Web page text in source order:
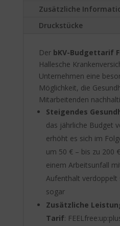
Zusätzliche
Druckstücke
Der bKV-Budgettarif
Hallesche
Unternehmen eine
Möglichkeit, die
Mitarbeitenden
Steigendes
das jährliche Budget
erhöht es sich im
um 50 € – bis zu 200
einem Arbeitsunfall
Aufenthalt verdoppelt
sogar
Zusätzliche
Tarif: